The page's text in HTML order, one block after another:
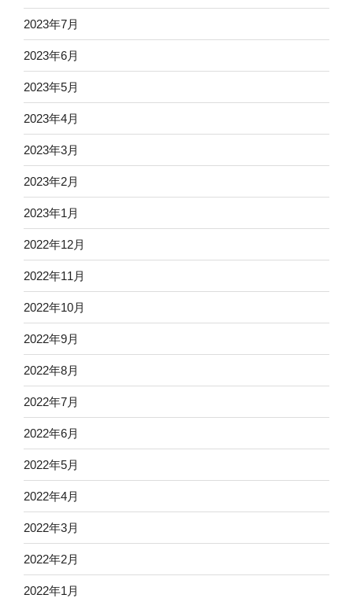
2023年7月
2023年6月
2023年5月
2023年4月
2023年3月
2023年2月
2023年1月
2022年12月
2022年11月
2022年10月
2022年9月
2022年8月
2022年7月
2022年6月
2022年5月
2022年4月
2022年3月
2022年2月
2022年1月